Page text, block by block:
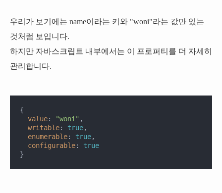
우리가 보기에는 name이라는 키와 "woni"라는 값만 있는
것처럼 보입니다.
하지만 자바스크립트 내부에서는 이 프로퍼티를 더 자세히
관리합니다.
{
value: "woni" ,
writable: true,
enumerable: true,
configurable: true
}